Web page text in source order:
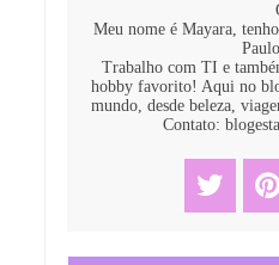
Meu nome é Mayara,
Trabalho com TI e
hobby favorito! Aqui no
mundo, desde beleza,
Contato: